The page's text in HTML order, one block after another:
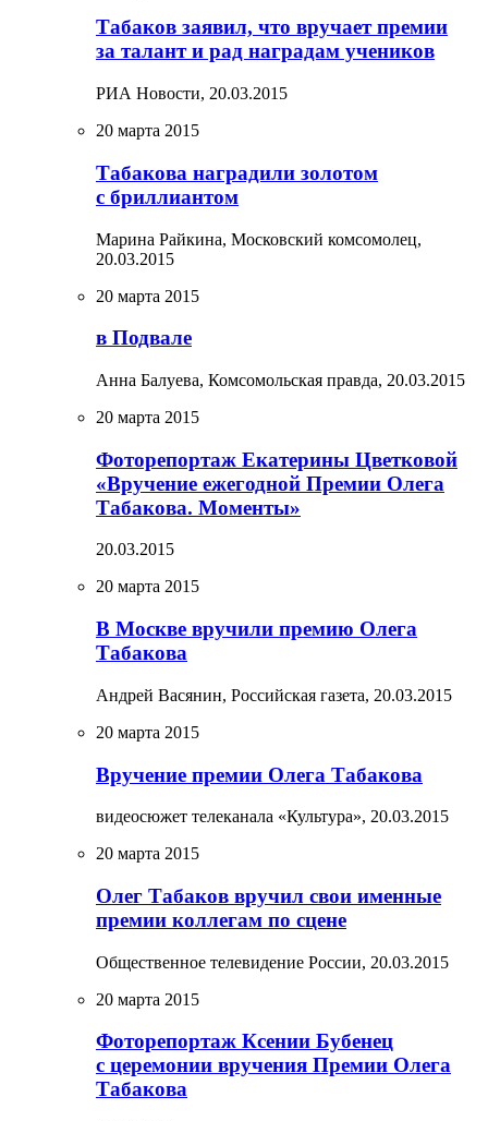
Табаков заявил, что вручает премии
за талант и рад наградам учеников
РИА Новости, 20.03.2015
20 марта 2015
Табакова наградили золотом
с бриллиантом
Марина Райкина, Московский комсомолец,
20.03.2015
20 марта 2015
в Подвале
Анна Балуева, Комсомольская правда, 20.03.2015
20 марта 2015
Фоторепортаж Екатерины Цветковой
«Вручение ежегодной Премии Олега
Табакова. Моменты»
20.03.2015
20 марта 2015
В Москве вручили премию Олега
Табакова
Андрей Васянин, Российская газета, 20.03.2015
20 марта 2015
Вручение премии Олега Табакова
видеосюжет телеканала «Культура», 20.03.2015
20 марта 2015
Олег Табаков вручил свои именные
премии коллегам по сцене
Общественное телевидение России, 20.03.2015
20 марта 2015
Фоторепортаж Ксении Бубенец
с церемонии вручения Премии Олега
Табакова